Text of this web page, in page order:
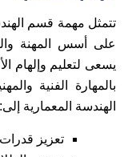
تتمثل مهمة قسم
على أسس المهنة
يسعى لتعليم وإلهام
بالمهارة الفنية
الهندسة المعمارية إلى:
تعزيز قدرات